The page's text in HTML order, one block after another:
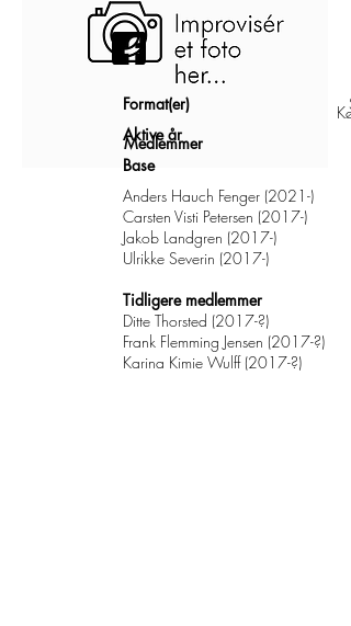
Format(er)
Aktive år
Base
Medlemmer
Anders Hauch Fenger (2021-)
Carsten Visti Petersen (2017-)
Jakob Landgren (2017-)
Ulrikke Severin (2017-)
Tidligere medlemmer
Ditte Thorsted (2017-?)
Frank Flemming Jensen (2017-?)
Karina Kimie Wulff (2017-?)